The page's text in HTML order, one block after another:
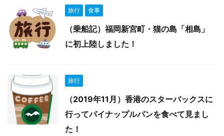
旅行 食事
（乗船記）福岡新宮町・猫の島「相島」
に初上陸しました！
旅行
（2019年11月）香港のスターバックスに
行ってパイナップルパンを食べて見まし
た！